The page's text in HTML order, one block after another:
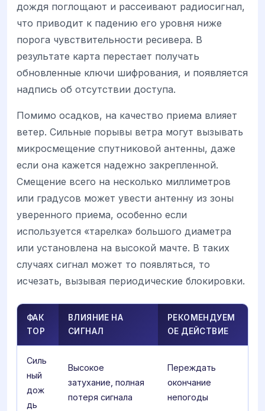
дождя поглощают и рассеивают радиосигнал,
что приводит к падению его уровня ниже
порога чувствительности ресивера. В
результате карта перестает получать
обновленные ключи шифрования, и появляется
надпись об отсутствии доступа.
Помимо осадков, на качество приема влияет
ветер. Сильные порывы ветра могут вызывать
микросмещение спутниковой антенны, даже
если она кажется надежно закрепленной.
Смещение всего на несколько миллиметров
или градусов может увести антенну из зоны
уверенного приема, особенно если
используется «тарелка» большого диаметра
или установлена на высокой мачте. В таких
случаях сигнал может то появляться, то
исчезать, вызывая периодические блокировки.
ФАК
ТОР
ВЛИЯНИЕ НА
СИГНАЛ
РЕКОМЕНДУЕМ
ОЕ ДЕЙСТВИЕ
Силь
ный
дож
дь
Высокое
затухание, полная
потеря сигнала
Переждать
окончание
непогоды